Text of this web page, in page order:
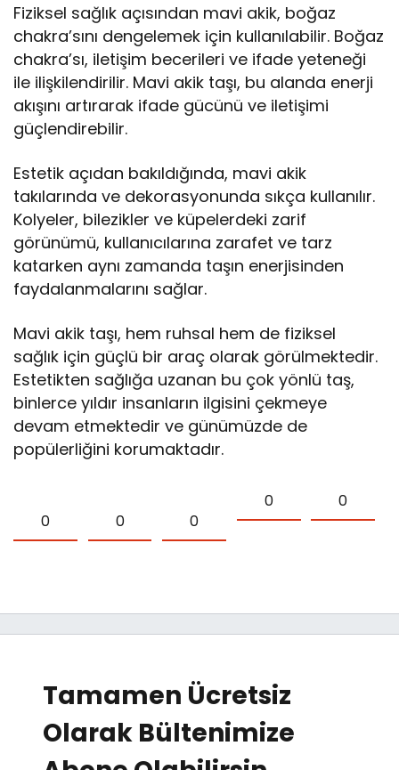
Fiziksel sağlık açısından mavi akik, boğaz
chakra’sını dengelemek için kullanılabilir. Boğaz
chakra’sı, iletişim becerileri ve ifade yeteneği
ile ilişkilendirilir. Mavi akik taşı, bu alanda enerji
akışını artırarak ifade gücünü ve iletişimi
güçlendirebilir.
Estetik açıdan bakıldığında, mavi akik
takılarında ve dekorasyonunda sıkça kullanılır.
Kolyeler, bilezikler ve küpelerdeki zarif
görünümü, kullanıcılarına zarafet ve tarz
katarken aynı zamanda taşın enerjisinden
faydalanmalarını sağlar.
Mavi akik taşı, hem ruhsal hem de fiziksel
sağlık için güçlü bir araç olarak görülmektedir.
Estetikten sağlığa uzanan bu çok yönlü taş,
binlerce yıldır insanların ilgisini çekmeye
devam etmektedir ve günümüzde de
popülerliğini korumaktadır.
0 0 0
0 0
Tamamen Ücretsiz
Olarak Bültenimize